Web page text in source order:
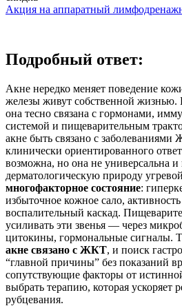
Акция на аппаратный
Подробный ответ:
Акне нередко меняет поведение
железы живут собственной жизнью.
она тесно связана с гормонами,
системой и пищеварительным
акне быть связано с заболеваниями
клинически ориентированного
возможна, но она не универсальна и
дерматологическую природу
многофакторное состояние:
избыточное кожное сало,
воспалительный каскад.
усиливать эти звенья — через
цитокины, гормональные сигналы.
акне связано с ЖКТ, и поиск
“главной причины” без показаний
сопутствующие факторы от
выбрать терапию, которая ускоряет
рубцевания.